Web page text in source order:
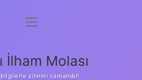
Anasayfa
Yasal Uyarı
menüyü
İlham Molası
bilgilerle zihnini canlandır!